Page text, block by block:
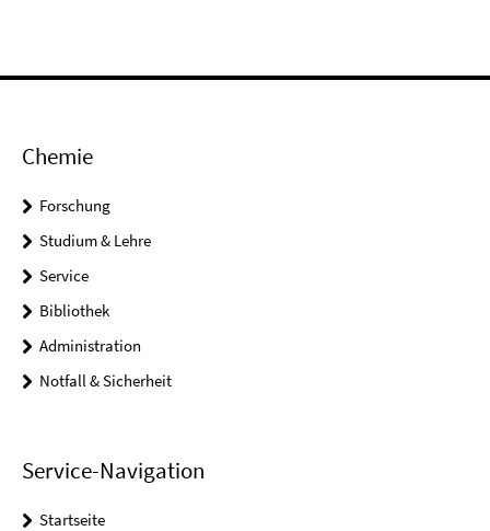
Chemie
Forschung
Studium & Lehre
Service
Bibliothek
Administration
Notfall & Sicherheit
Service-Navigation
Startseite